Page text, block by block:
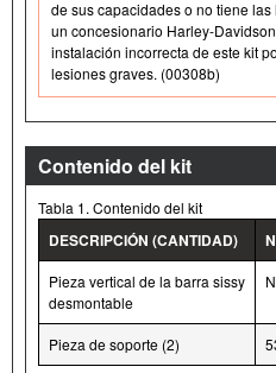
de sus capacidades o no tiene
un concesionario Harley-
instalación incorrecta de este kit
lesiones graves. (00308b)
Contenido del kit
Tabla 1. Contenido del kit
DESCRIPCIÓN (CANTIDAD)
Pieza vertical de la barra sissy
desmontable
Pieza de soporte (2)